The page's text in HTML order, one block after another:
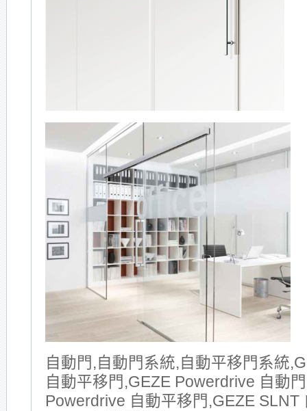
自動門,自動門系統,自動平移門系統
自動平移門,GEZE Powerdrive 自動
Powerdrive 自動平移門,GEZE SLNT